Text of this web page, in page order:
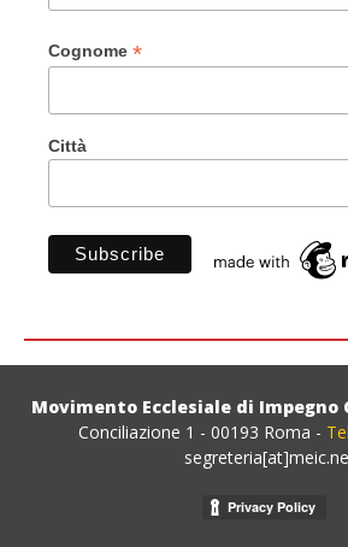
Cognome *
Città
Movimento Ecclesiale di Impegno
Conciliazione 1 - 00193 Roma -